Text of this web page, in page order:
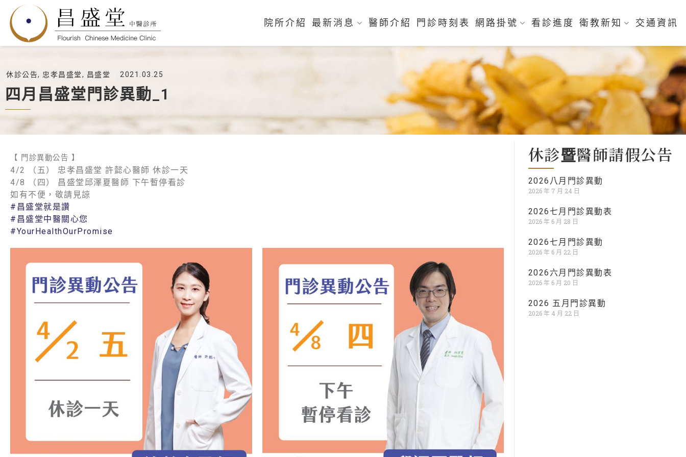
院所介紹 最新消息 醫師介紹 門診時刻表 網路掛號 看診進度 衛教新知 交通資訊
休診公告, 忠孝昌盛堂, 昌盛堂 2021.03.25
四月昌盛堂門診異動_1
【 門診異動公告 】
4/2 （五） 忠孝昌盛堂 許懿心醫師 休診一天
4/8 （四） 昌盛堂邱澤夏醫師 下午暫停看診
如有不便，敬請見諒
#昌盛堂就是讚
#昌盛堂中醫關心您
#YourHealthOurPromise
休診暨醫師請假公告
2026八月門診異動
2026 年 7 月 24 日
2026七月門診異動表
2026 年 6 月 28 日
2026七月門診異動
2026 年 6 月 22 日
2026六月門診異動表
2026 年 6 月 20 日
2026 五月門診異動
2026 年 4 月 22 日